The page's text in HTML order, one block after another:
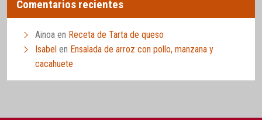
Comentarios recientes
Ainoa en Receta de Tarta de queso
Isabel en Ensalada de arroz con pollo, manzana y
cacahuete